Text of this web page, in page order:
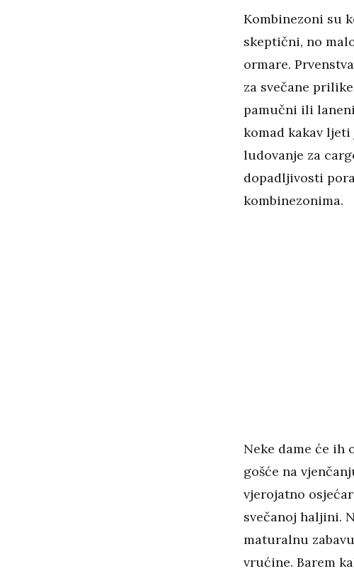
Kombinezoni su
skeptični, no
ormare.
za svečane
pamučni ili
komad kakav
ludovanje za
dopadljivosti
kombinezonima.
Neke dame će ih
gošće na
vjerojatno
svečanoj haljini.
maturalnu
vrućine. Barem